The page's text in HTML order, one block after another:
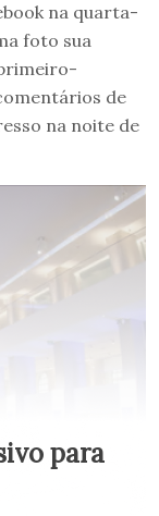
para
na quarta-
foto sua
de
na noite de